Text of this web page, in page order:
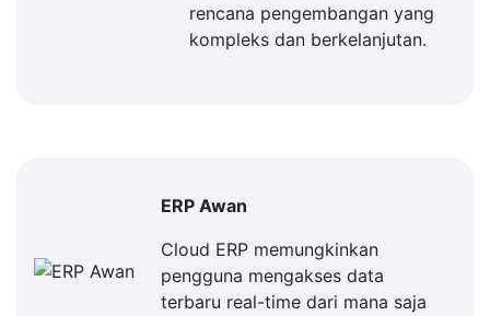
rencana pengembangan yang
kompleks dan berkelanjutan.
ERP Awan
Cloud ERP memungkinkan
pengguna mengakses data
terbaru real-time dari mana saja